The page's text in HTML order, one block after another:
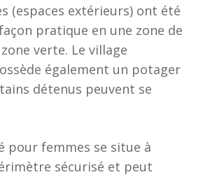
(espaces extérieurs) ont été
pratique en une zone de
verte. Le village
également un potager
détenus peuvent se
pour femmes se situe à
sécurisé et peut